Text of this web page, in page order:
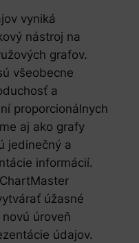
vyniká
nástroj na
grafov.
všeobecne
a
proporcionálnych
aj ako grafy
jedinečný a
informácií.
úžasné
úroveň
údajov.